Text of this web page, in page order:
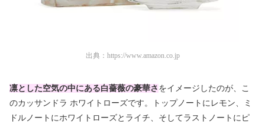
出典： https://www.amazon.co.jp
凛とした空気の中にある白薔薇の豪華さ をイメージしたのが、こ
のカッサンドラ ホワイトローズです。トップノートにレモン、ミ
ドルノートにホワイトローズとライチ、そしてラストノートにピ